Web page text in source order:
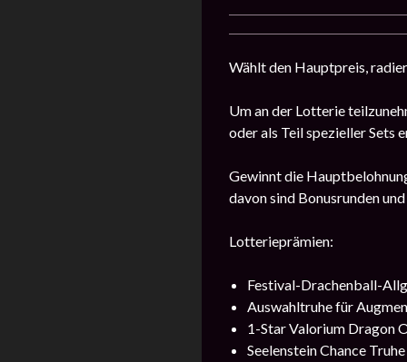
Wählt den Hauptpreis,
Um an der Lotterie
oder als Teil spezieller Sets
Gewinnt die
davon sind Bonusrunden
Lotterieprämien:
Festival-Drachenball-
Auswahltruhe für
1-Star Valorium Dragon
Seelenstein Chance Truhe